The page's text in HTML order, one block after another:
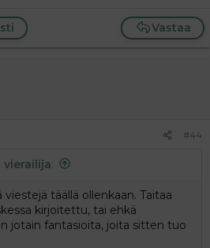
Vastaa
#44
vierailija:
täällä ollenkaan. Taitaa
kirjoitettu, tai ehkä
jotain fantasioita, joita sitten tuo